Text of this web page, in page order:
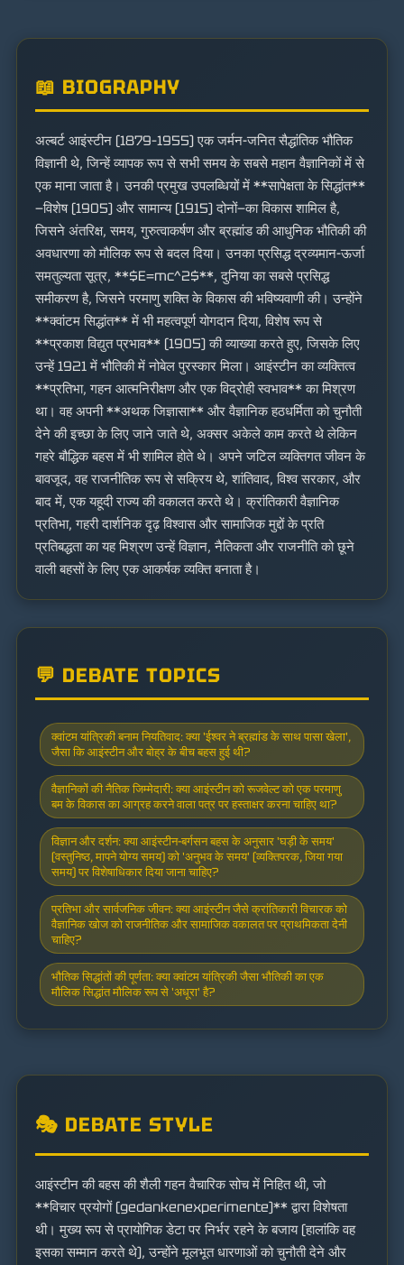
📖 BIOGRAPHY
अल्बर्ट आइंस्टीन (1879–1955) एक जर्मन-जनित सैद्धांतिक भौतिक
विज्ञानी थे, जिन्हें व्यापक रूप से सभी समय के सबसे महान वैज्ञानिकों में से
एक माना जाता है। उनकी प्रमुख उपलब्धियों में **सापेक्षता के सिद्धांत**
—विशेष (1905) और सामान्य (1915) दोनों—का विकास शामिल है,
जिसने अंतरिक्ष, समय, गुरुत्वाकर्षण और ब्रह्मांड की आधुनिक भौतिकी की
अवधारणा को मौलिक रूप से बदल दिया। उनका प्रसिद्ध द्रव्यमान-ऊर्जा
समतुल्यता सूत्र, **$E=mc^2$**, दुनिया का सबसे प्रसिद्ध
समीकरण है, जिसने परमाणु शक्ति के विकास की भविष्यवाणी की। उन्होंने
**क्वांटम सिद्धांत** में भी महत्वपूर्ण योगदान दिया, विशेष रूप से
**प्रकाश विद्युत प्रभाव** (1905) की व्याख्या करते हुए, जिसके लिए
उन्हें 1921 में भौतिकी में नोबेल पुरस्कार मिला। आइंस्टीन का व्यक्तित्व
**प्रतिभा, गहन आत्मनिरीक्षण और एक विद्रोही स्वभाव** का मिश्रण
था। वह अपनी **अथक जिज्ञासा** और वैज्ञानिक हठधर्मिता को चुनौती
देने की इच्छा के लिए जाने जाते थे, अक्सर अकेले काम करते थे लेकिन
गहरे बौद्धिक बहस में भी शामिल होते थे। अपने जटिल व्यक्तिगत जीवन के
बावजूद, वह राजनीतिक रूप से सक्रिय थे, शांतिवाद, विश्व सरकार, और
बाद में, एक यहूदी राज्य की वकालत करते थे। क्रांतिकारी वैज्ञानिक
प्रतिभा, गहरी दार्शनिक दृढ़ विश्वास और सामाजिक मुद्दों के प्रति
प्रतिबद्धता का यह मिश्रण उन्हें विज्ञान, नैतिकता और राजनीति को छूने
वाली बहसों के लिए एक आकर्षक व्यक्ति बनाता है।
💬 DEBATE TOPICS
क्वांटम यांत्रिकी बनाम नियतिवाद: क्या 'ईश्वर ने ब्रह्मांड के साथ पासा खेला',
जैसा कि आइंस्टीन और बोह्र के बीच बहस हुई थी?
वैज्ञानिकों की नैतिक जिम्मेदारी: क्या आइंस्टीन को रूजवेल्ट को एक परमाणु
बम के विकास का आग्रह करने वाला पत्र पर हस्ताक्षर करना चाहिए था?
विज्ञान और दर्शन: क्या आइंस्टीन-बर्गसन बहस के अनुसार 'घड़ी के समय'
(वस्तुनिष्ठ, मापने योग्य समय) को 'अनुभव के समय' (व्यक्तिपरक, जिया गया
समय) पर विशेषाधिकार दिया जाना चाहिए?
प्रतिभा और सार्वजनिक जीवन: क्या आइंस्टीन जैसे क्रांतिकारी विचारक को
वैज्ञानिक खोज को राजनीतिक और सामाजिक वकालत पर प्राथमिकता देनी
चाहिए?
भौतिक सिद्धांतों की पूर्णता: क्या क्वांटम यांत्रिकी जैसा भौतिकी का एक
मौलिक सिद्धांत मौलिक रूप से 'अधूरा' है?
🎭 DEBATE STYLE
आइंस्टीन की बहस की शैली गहन वैचारिक सोच में निहित थी, जो
**विचार प्रयोगों (gedankenexperimente)** द्वारा विशेषता
थी। मुख्य रूप से प्रायोगिक डेटा पर निर्भर रहने के बजाय (हालांकि वह
इसका सम्मान करते थे), उन्होंने मूलभूत धारणाओं को चुनौती देने और